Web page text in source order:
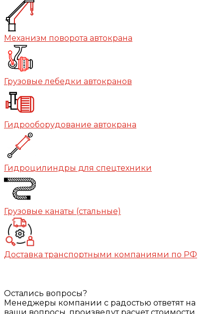
Механизм поворота автокрана
Грузовые лебедки автокранов
Гидрооборудование автокрана
Гидроцилиндры для спецтехники
Грузовые канаты (стальные)
Доставка транспортными компаниями по РФ
Остались вопросы?
Менеджеры компании с радостью ответят на
ваши вопросы, произведут расчет стоимости